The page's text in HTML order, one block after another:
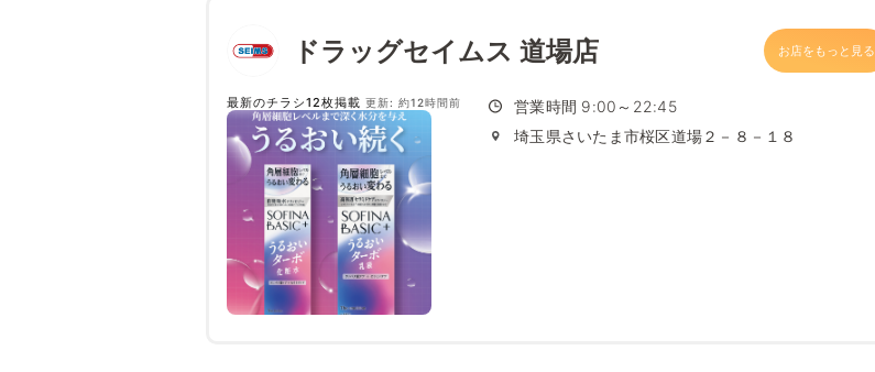
ドラッグセイムス 道場店 お店をもっと見る
最新のチラシ12枚掲載 更新: 約12時間前
営業時間 9:00～22:45
埼玉県さいたま市桜区道場２－８－１８